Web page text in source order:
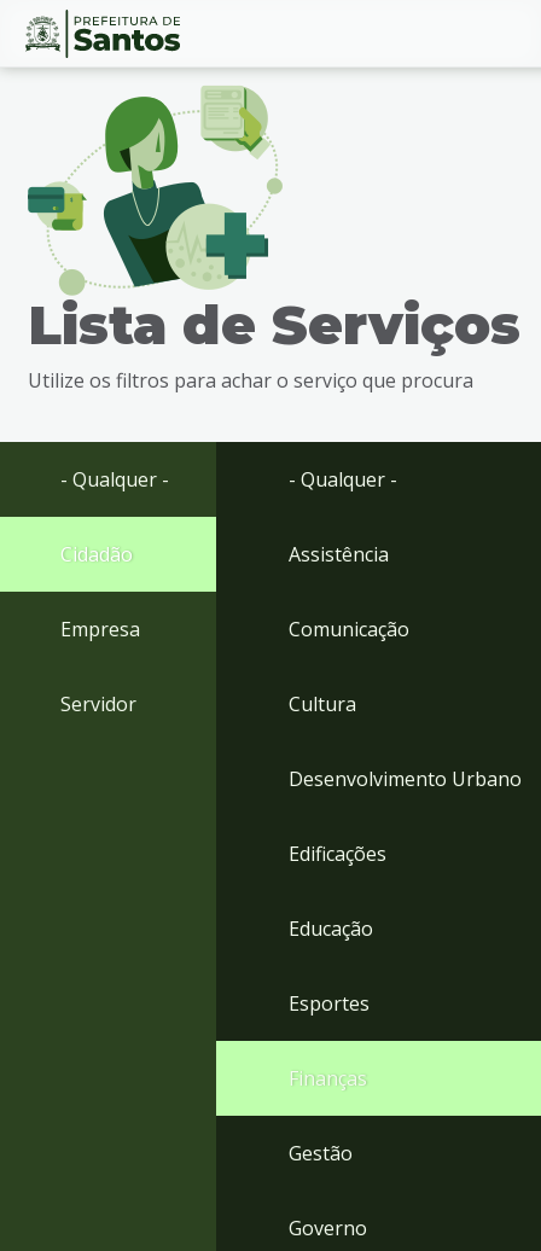
Ir
busca
Ir
rodapé
Conteúdo
Lista de Serviços
Utilize os filtros para achar o serviço que procura
- Qualquer -
Cidadão
Empresa
Servidor
- Qualquer -
Assistência
Comunicação
Cultura
Desenvolvimento Urbano
Edificações
Educação
Esportes
Finanças
Gestão
Governo